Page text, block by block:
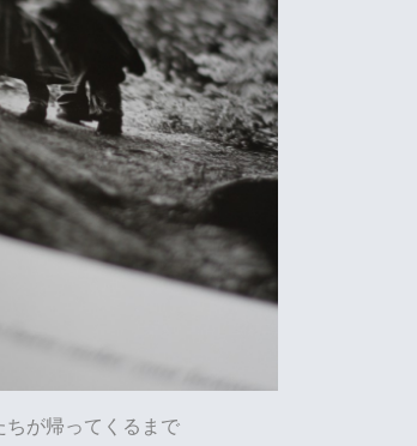
ちが帰ってくるまで